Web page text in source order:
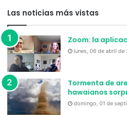
Las noticias más vistas
Zoom: la
lunes, 06 de abril de
Tormenta de
hawaianos
domingo, 01 de